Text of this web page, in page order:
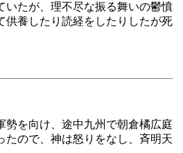
いたが、理不尽な振る舞いの鬱憤
供養したり読経をしたりしたが死
勢を向け、途中九州で朝倉橘広庭
たので、神は怒りをなし、斉明天